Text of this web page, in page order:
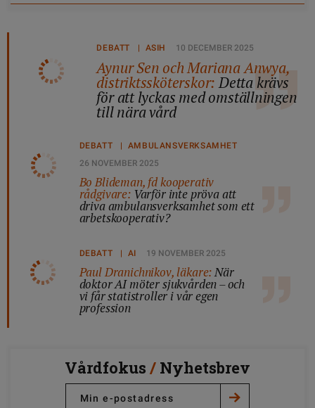
DEBATT | ASIH 10 DECEMBER 2025
Aynur Sen och Mariana Anwya,
distriktssköterskor:Detta krävs
för att lyckas med omställningen
till nära vård
DEBATT | AMBULANSVERKSAMHET
26 NOVEMBER 2025
Bo Blideman, fd kooperativ
rådgivare:Varför inte pröva att
driva ambulansverksamhet som ett
arbetskooperativ?
DEBATT | AI 19 NOVEMBER 2025
Paul Dranichnikov, läkare:När
doktor AI möter sjukvården – och
vi får statistroller i vår egen
profession
Vårdfokus / Nyhetsbrev